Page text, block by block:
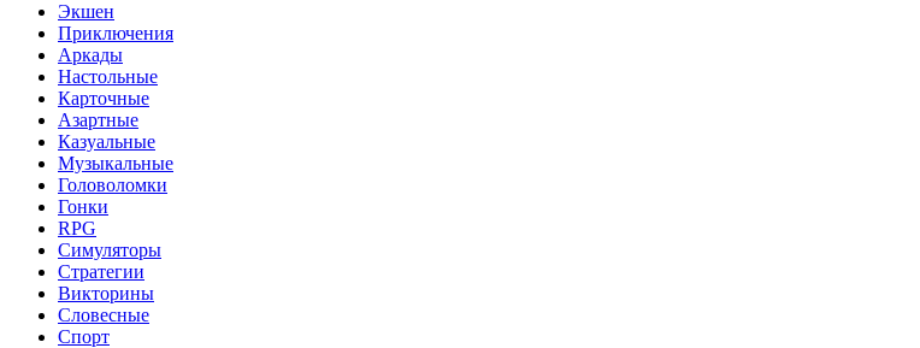
Экшен
Приключения
Аркады
Настольные
Карточные
Азартные
Казуальные
Музыкальные
Головоломки
Гонки
RPG
Симуляторы
Стратегии
Викторины
Словесные
Спорт